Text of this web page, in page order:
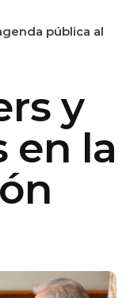
pública al
y
en la